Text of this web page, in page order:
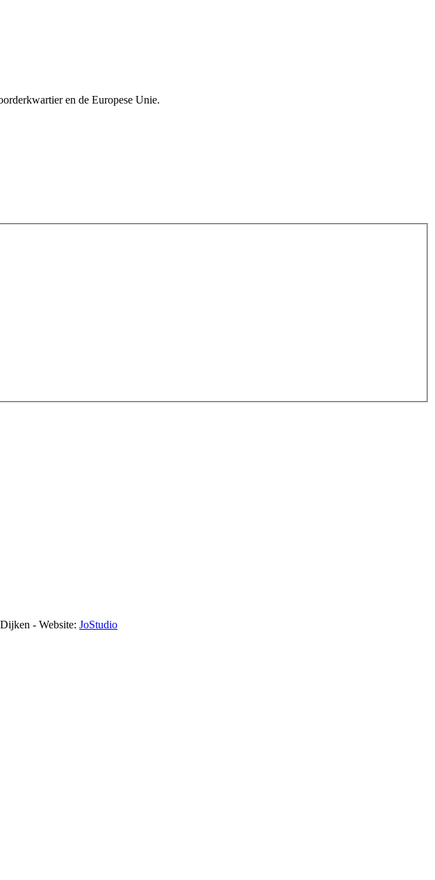
en de Europese Unie.
- Website: JoStudio